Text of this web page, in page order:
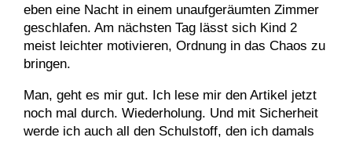
eben eine Nacht in einem unaufgeräumten Zimmer
geschlafen. Am nächsten Tag lässt sich Kind 2
meist leichter motivieren, Ordnung in das Chaos zu
bringen.
Man, geht es mir gut. Ich lese mir den Artikel jetzt
noch mal durch. Wiederholung. Und mit Sicherheit
werde ich auch all den Schulstoff, den ich damals